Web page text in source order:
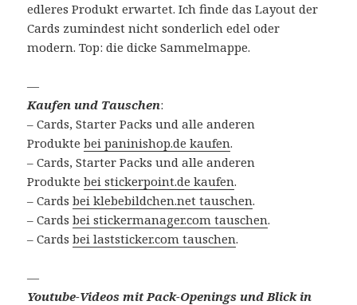
edleres Produkt erwartet. Ich finde das Layout der
Cards zumindest nicht sonderlich edel oder
modern. Top: die dicke Sammelmappe.
—
Kaufen und Tauschen:
– Cards, Starter Packs und alle anderen
Produktebei paninishop.de kaufen.
– Cards, Starter Packs und alle anderen
Produktebei stickerpoint.de kaufen.
– Cardsbei klebebildchen.net tauschen.
– Cardsbei stickermanager.com tauschen.
– Cardsbei laststicker.com tauschen.
—
Youtube-Videos mit Pack-Openings und Blick in